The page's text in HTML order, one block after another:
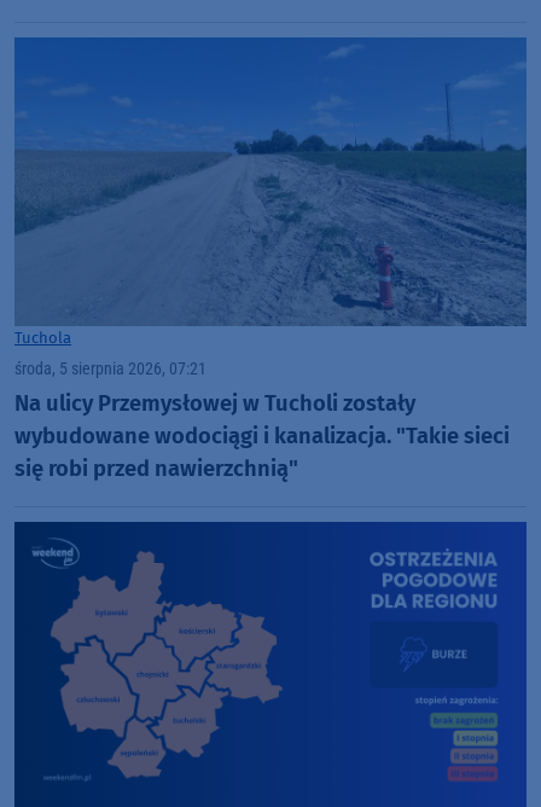
Tuchola
środa, 5 sierpnia 2026, 07:21
Na ulicy Przemysłowej w Tucholi zostały
wybudowane wodociągi i kanalizacja. "Takie sieci
się robi przed nawierzchnią"